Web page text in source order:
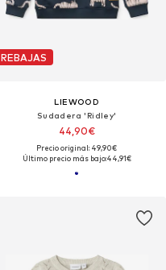
REBAJAS
LIEWOOD
Sudadera 'Ridley'
44,90€
Precio original: 49,90€
Último precio más bajo:44,91€